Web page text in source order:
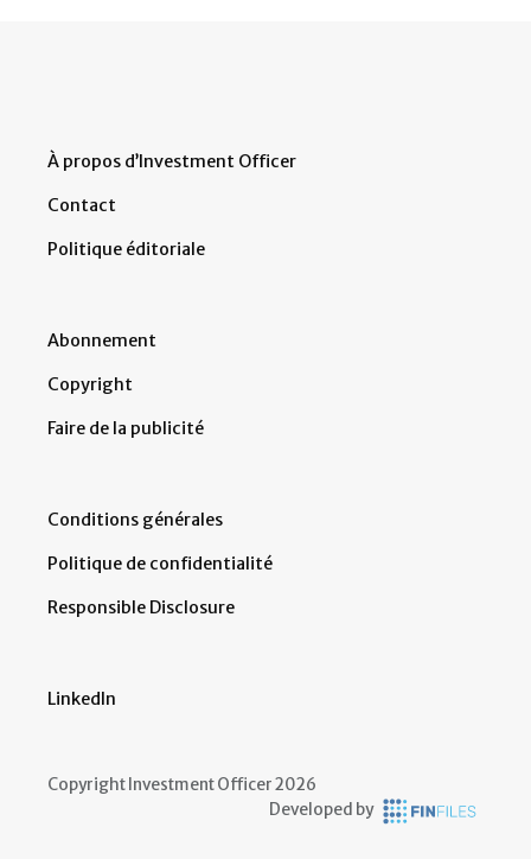
À propos d’Investment Officer
Contact
Politique éditoriale
Abonnement
Copyright
Faire de la publicité
Conditions générales
Politique de confidentialité
Responsible Disclosure
LinkedIn
Copyright Investment Officer 2026
Developed by